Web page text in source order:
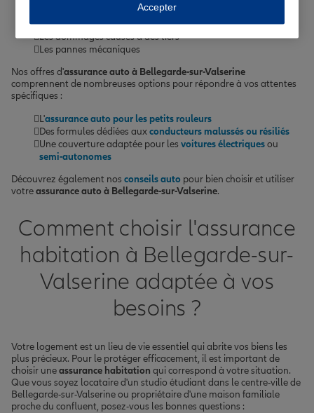
Les accidents de la route
Le vol ou le vandalisme de votre véhicule
Les dommages causés à des tiers
Les pannes mécaniques
Nos offres d'assurance auto à Bellegarde-sur-Valserine
comprennent de nombreuses options pour répondre à vos attentes
spécifiques :
L'assurance auto pour les petits rouleurs
Des formules dédiées auxconducteurs malussés ou résiliés
Une couverture adaptée pour les voitures électriquesou
semi-autonomes
Découvrez également nos conseils auto pour bien choisir et utiliser
votreassurance auto à Bellegarde-sur-Valserine.
Comment choisir l'assurance
habitation à Bellegarde-sur-
Valserine adaptée à vos
besoins ?
Votre logement est un lieu de vie essentiel qui abrite vos biens les
plus précieux. Pour le protéger efficacement, il est important de
choisir uneassurance habitation qui correspond à votre situation.
Que vous soyez locataire d'un studio étudiant dans le centre-ville de
Bellegarde-sur-Valserine ou propriétaire d'une maison familiale
proche du confluent, posez-vous les bonnes questions :
Accepter